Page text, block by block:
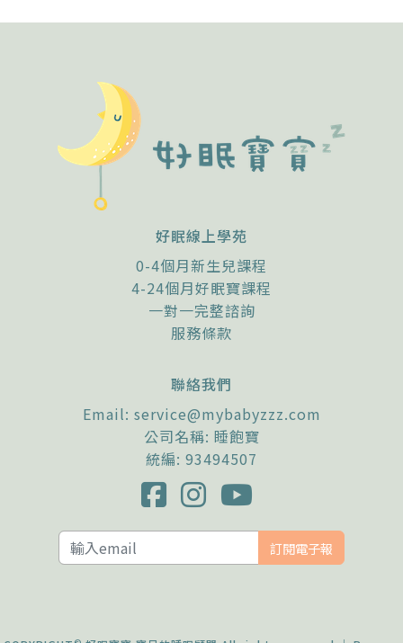
好眠線上學苑
0-4個月新生兒課程
4-24個月好眠寶課程
一對一完整諮詢
服務條款
聯絡我們
Email: service@mybabyzzz.com
公司名稱: 睡飽寶
統編: 93494507
訂閱電子報